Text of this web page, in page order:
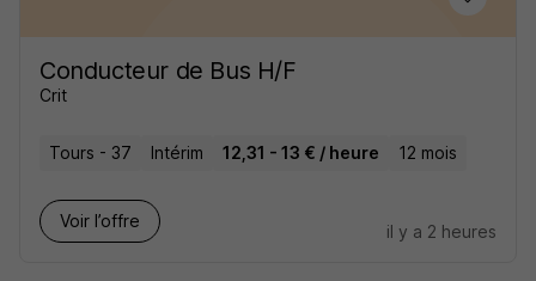
Conducteur de Bus H/F
Crit
Tours - 37 Intérim 12,31 - 13 € / heure 12 mois
Voir l’offre
il y a 2 heures